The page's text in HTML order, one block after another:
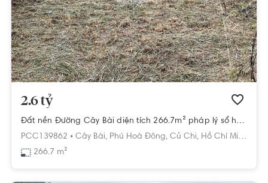
2.6 tỷ
Đất nền Đường Cây Bài diện tích 266.7m² pháp lý sổ hồng.
PCC139862 • Cây Bài, Phú Hoà Đông, Củ Chi, Hồ Chí Minh
266.7 m²